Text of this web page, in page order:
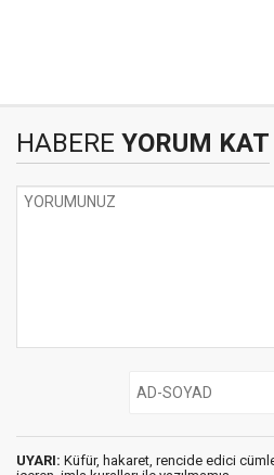
HABERE YORUM KAT
UYARI: Küfür, hakaret, rencide edici